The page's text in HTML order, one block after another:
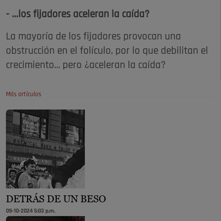
- …los fijadores aceleran la caída?
La mayoría de los fijadores provocan una
obstrucción en el folículo, por lo que debilitan el
crecimiento... pero ¿aceleran la caída?
Más artículos
DETRÁS DE UN BESO
09-10-2024 5:03 p.m.